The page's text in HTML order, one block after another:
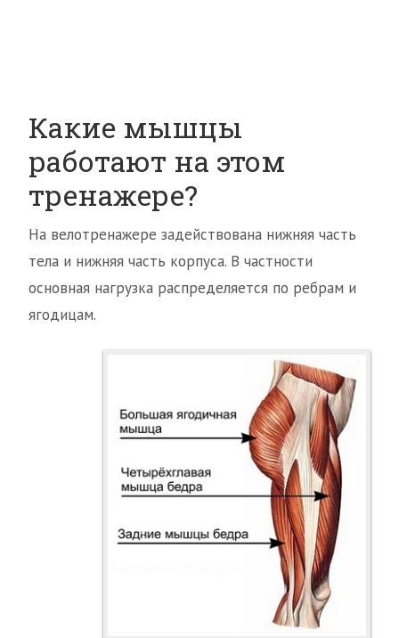
Какие мышцы
работают на этом
тренажере?
На велотренажере задействована нижняя часть
тела и нижняя часть корпуса. В частности
основная нагрузка распределяется по ребрам и
ягодицам.